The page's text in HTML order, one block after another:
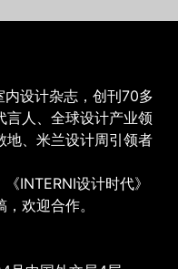
内设计杂志，创刊70多
言人、全球设计产业领
地、米兰设计周引领者
INTERNI设计时代》
欢迎合作。